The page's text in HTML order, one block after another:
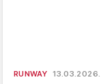
RUNWAY 13.03.2026.